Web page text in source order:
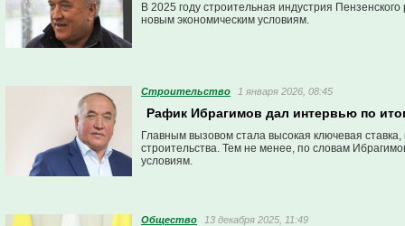
В 2025 году строительная индустрия
новым экономическим условиям.
Строительство 1 января 2026, 08:45
Рафик Ибрагимов дал интервью по
Главным вызовом стала высокая ключевая
строительства. Тем не менее, по словам
условиям.
Общество 13 декабря 2025, 11:49